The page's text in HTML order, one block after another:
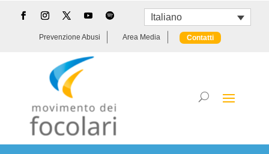
Italiano
Prevenzione Abusi Area Media Contatti